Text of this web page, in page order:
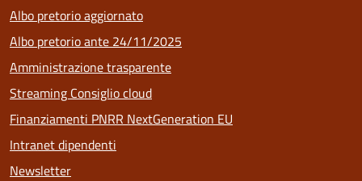
Albo pretorio aggiornato
Albo pretorio ante 24/11/2025
Amministrazione trasparente
Streaming Consiglio cloud
Finanziamenti PNRR NextGeneration EU
Intranet dipendenti
Newsletter